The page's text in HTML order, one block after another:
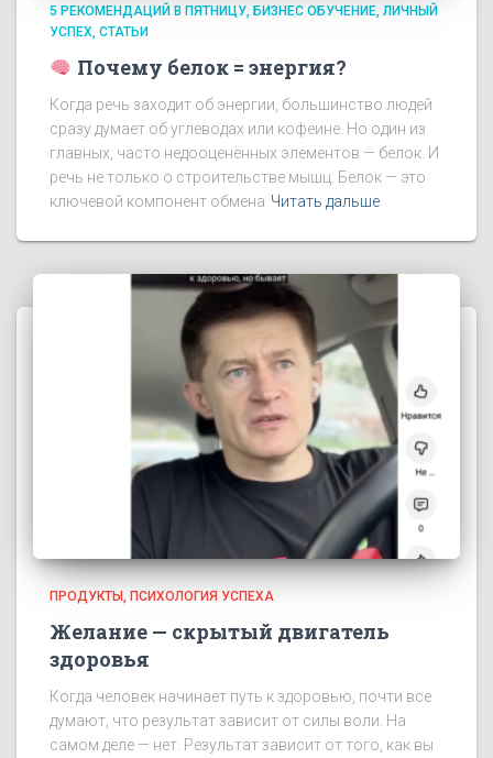
5 РЕКОМЕНДАЦИЙ В ПЯТНИЦУ БИЗНЕС ОБУЧЕНИЕ ЛИЧНЫЙ
УСПЕХ СТАТЬИ
Почему белок = энергия?
Когда речь заходит об энергии, большинство людей
сразу думает об углеводах или кофеине. Но один из
главных, часто недооценённых элементов — белок. И
речь не только о строительстве мышц. Белок — это
ключевой компонент обмена Читать дальше
ПРОДУКТЫ ПСИХОЛОГИЯ УСПЕХА
Желание — скрытый двигатель
здоровья
Когда человек начинает путь к здоровью, почти все
думают, что результат зависит от силы воли. На
самом деле — нет. Результат зависит от того, как вы